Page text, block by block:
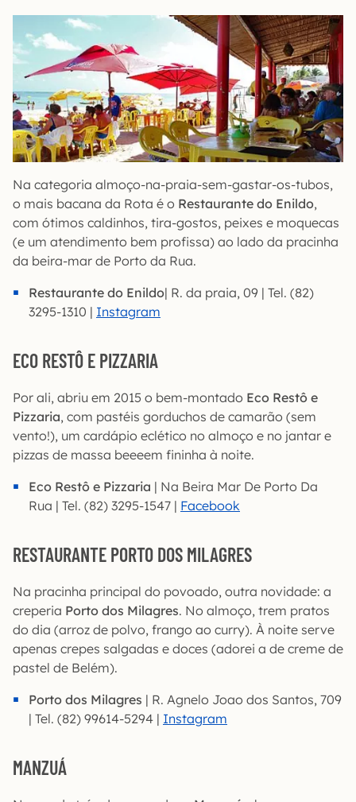
Na categoria almoço-na-praia-sem-gastar-os-tubos,
o mais bacana da Rota é o Restaurante do Enildo,
com ótimos caldinhos, tira-gostos, peixes e moquecas
(e um atendimento bem profissa) ao lado da pracinha
da beira-mar de Porto da Rua.
Restaurante do Enildo| R. da praia, 09 | Tel. (82)
3295-1310 | Instagram
ECO RESTÔ E PIZZARIA
Por ali, abriu em 2015 o bem-montado Eco Restô e
Pizzaria, com pastéis gorduchos de camarão (sem
vento!), um cardápio eclético no almoço e no jantar e
pizzas de massa beeeem fininha à noite.
Eco Restô e Pizzaria | Na Beira Mar De Porto Da
Rua | Tel. (82) 3295-1547 | Facebook
RESTAURANTE PORTO DOS MILAGRES
Na pracinha principal do povoado, outra novidade: a
creperia Porto dos Milagres. No almoço, trem pratos
do dia (arroz de polvo, frango ao curry). À noite serve
apenas crepes salgadas e doces (adorei a de creme de
pastel de Belém).
Porto dos Milagres | R. Agnelo Joao dos Santos, 709
| Tel. (82) 99614-5294 | Instagram
MANZUÁ